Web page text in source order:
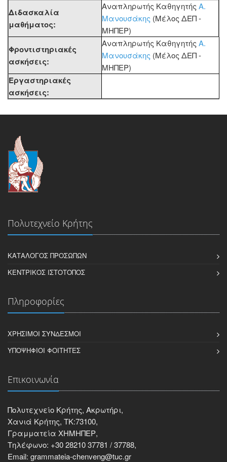
Διδασκαλία
μαθήματος:
Αναπληρωτής Καθηγητής Α.
Μανουσάκης (Μέλος ΔΕΠ -
ΜΗΠΕΡ)
Φροντιστηριακές
ασκήσεις:
Αναπληρωτής Καθηγητής Α.
Μανουσάκης (Μέλος ΔΕΠ -
ΜΗΠΕΡ)
Εργαστηριακές
ασκήσεις:
Πολυτεχνείο Κρήτης
ΚΑΤΆΛΟΓΟΣ ΠΡΟΣΏΠΩΝ
ΚΕΝΤΡΙΚΌΣ ΙΣΤΌΤΟΠΟΣ
Πληροφορίες
ΧΡΉΣΙΜΟΙ ΣΎΝΔΕΣΜΟΙ
ΥΠΟΨΉΦΙΟΙ ΦΟΙΤΗΤΈΣ
Επικοινωνία
Πολυτεχνείο Κρήτης, Ακρωτήρι,
Χανιά Κρήτης, ΤΚ:73100,
Γραμματεία ΧΗΜΗΠΕΡ,
Τηλέφωνο: +30 28210 37781 / 37788,
Email: grammateia-chenveng@tuc.gr